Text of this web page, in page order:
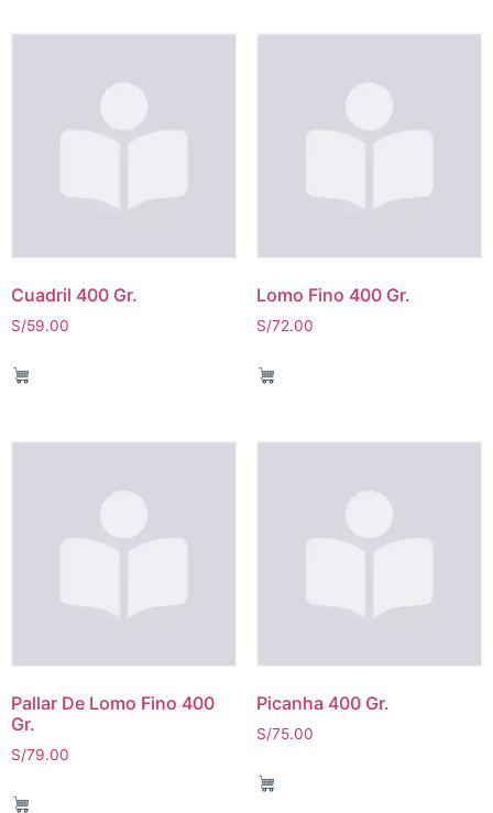
Cuadril 400 Gr.
S/59.00
Lomo Fino 400 Gr.
S/72.00
Pallar De Lomo Fino 400
Gr.
S/79.00
Picanha 400 Gr.
S/75.00